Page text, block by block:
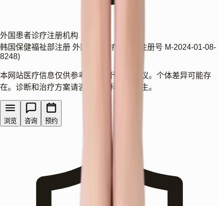
外国患者诊疗注册机构
韩国保健福祉部注册 外国患者诊疗机构 (注册号 M-2024-01-08-
8248)
本网站医疗信息仅供参考，不替代医学建议。个体差异可能存
在。诊断和治疗方案请咨询皮肤科专科医生。
浏览 咨询 预约